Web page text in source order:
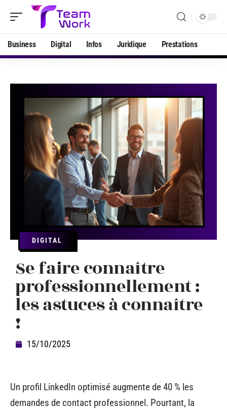
Business Digital Infos Juridique Prestations
DIGITAL
Se faire connaître
professionnellement :
les astuces à connaître
!
15/10/2025
Un profil LinkedIn optimisé augmente de 40 % les
demandes de contact professionnel. Pourtant, la